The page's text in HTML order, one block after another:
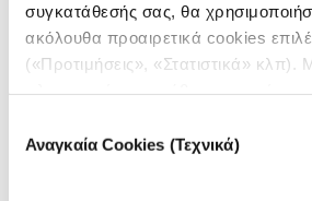
συγκατάθεσής σας, θα
ακόλουθα προαιρετικά cookies
(«Προτιμήσεις», «Στατιστικά» κλπ).
συγκατάθεσης
Αναγκαία Cookies (Τεχνικά)
ΑΝΑΛΥΣΗ ΔΕΔΟΜΕΝΩΝ
Τι λέει η στατιστική
του Στέφανου Τσιτσιπά
16.11.2020